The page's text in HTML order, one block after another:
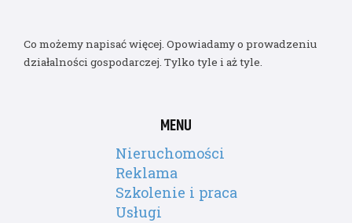
Co możemy napisać więcej. Opowiadamy o prowadzeniu
działalności gospodarczej. Tylko tyle i aż tyle.
MENU
Nieruchomości
Reklama
Szkolenie i praca
Usługi